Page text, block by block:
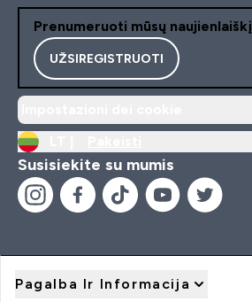
Prenumeruoti mūsų naujienlaiškį
UŽSIREGISTRUOTI
Susisiekite su mumis
Pagalba Ir Informacija